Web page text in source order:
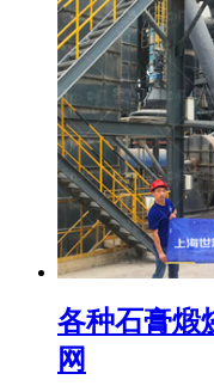
各种石膏煅
网